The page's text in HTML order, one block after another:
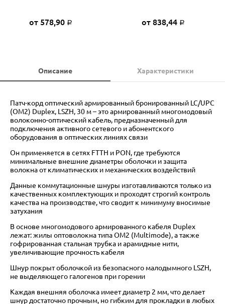
от 578,90 Р от 838,44 Р
Описание Характеристики
Патч-корд оптический армированный бронированный LC/UPC
(OM2) Duplex, LSZH, 30 м – это армированный многомодовый
волоконно-оптический кабель, предназначенный для
подключения активного сетевого и абонентского
оборудования в оптических линиях связи
Он применяется в сетях FTTH и PON, где требуются
минимальные внешние диаметры оболочки и защита
волокна от климатических и механических воздействий
Данные коммутационные шнуры изготавливаются только из
качественных комплектующих и проходят строгий контроль
качества на производстве, что сводит к минимуму вносимые
затухания
В основе многомодового армированного кабеля Duplex
лежат: жилы оптоволокна типа OM2 (Multimode), а также
гофрированная стальная трубка и арамидные нити,
увеличивающие прочность кабеля
Шнур покрыт оболочкой из безопасного малодымного LSZH,
не выделяющего галогенов при горении
Каждая внешняя оболочка имеет диаметр 2 мм, что делает
шнур достаточно прочным, но гибким для прокладки в любых